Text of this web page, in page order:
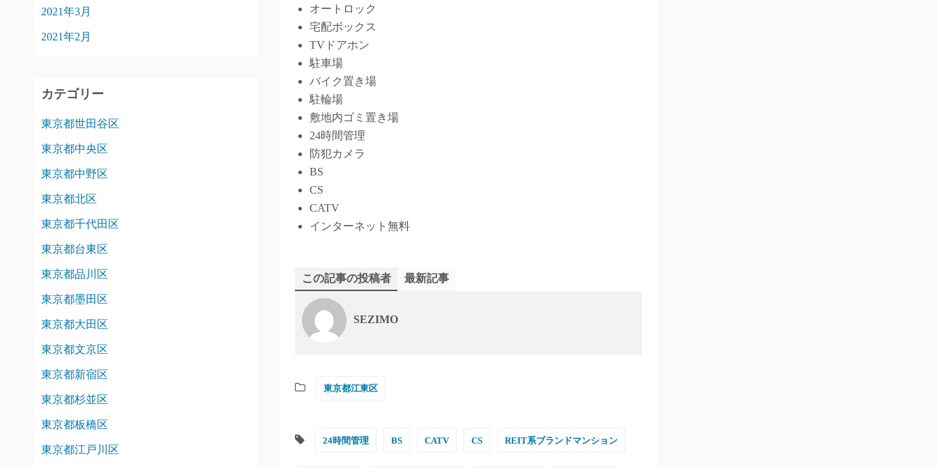
オートロック
宅配ボックス
TVドアホン
駐車場
バイク置き場
駐輪場
敷地内ゴミ置き場
24時間管理
防犯カメラ
BS
CS
CATV
インターネット無料
この記事の投稿者 最新記事
SEZIMO
東京都江東区
24時間管理 BS CATV CS REIT系ブランドマンション
2021年3月
2021年2月
カテゴリー
東京都世田谷区
東京都中央区
東京都中野区
東京都北区
東京都千代田区
東京都台東区
東京都品川区
東京都墨田区
東京都大田区
東京都文京区
東京都新宿区
東京都杉並区
東京都板橋区
東京都江戸川区